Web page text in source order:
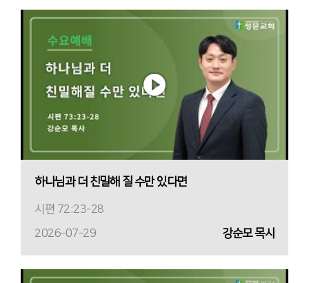
하나님과 더 친밀해 질 수만 있다면
시편 72:23-28
2026-07-29
강순모 목사